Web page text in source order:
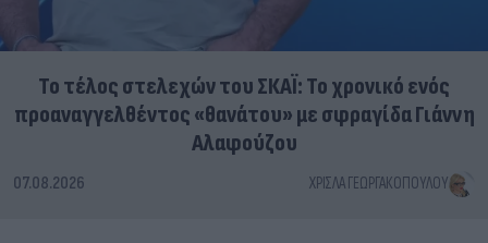
Το τέλος στελεχών του ΣΚΑΪ: Το χρονικό ενός
προαναγγελθέντος «θανάτου» με σφραγίδα Γιάννη